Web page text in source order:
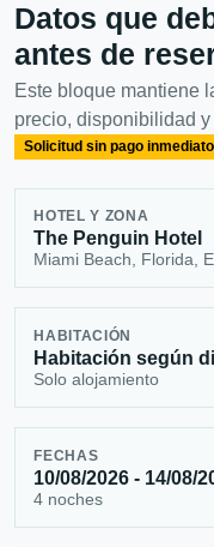
Datos que
antes de
Este bloque mantiene
precio, disponibilidad
Solicitud sin pago inmediato
HOTEL Y ZONA
The Penguin Hotel
Miami Beach, Florida,
HABITACIÓN
Habitación según
Solo alojamiento
FECHAS
10/08/2026 - 14/08/
4 noches